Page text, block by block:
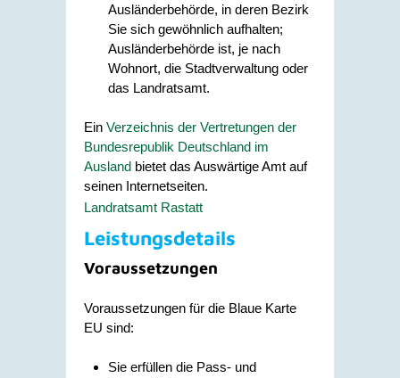
Ausländerbehörde, in deren Bezirk
Sie sich gewöhnlich aufhalten;
Ausländerbehörde ist, je nach
Wohnort, die Stadtverwaltung oder
das Landratsamt.
Ein Verzeichnis der Vertretungen der
Bundesrepublik Deutschland im
Ausland bietet das Auswärtige Amt auf
seinen Internetseiten.
Landratsamt Rastatt
Leistungsdetails
Voraussetzungen
Voraussetzungen für die Blaue Karte
EU sind:
Sie erfüllen die Pass- und